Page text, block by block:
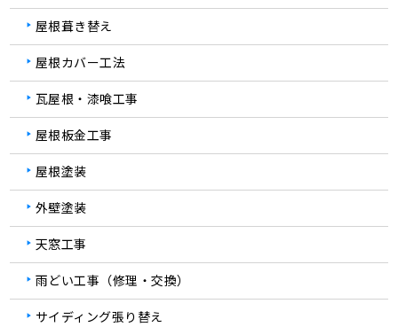
屋根葺き替え
屋根カバー工法
瓦屋根・漆喰工事
屋根板金工事
屋根塗装
外壁塗装
天窓工事
雨どい工事（修理・交換）
サイディング張り替え